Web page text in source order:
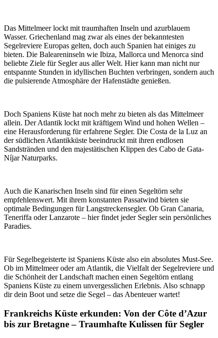
Das Mittelmeer lockt mit traumhaften Inseln und azurblauem
Wasser. Griechenland mag zwar als eines der bekanntesten
Segelreviere Europas gelten, doch auch Spanien hat einiges zu
bieten. Die Baleareninseln wie Ibiza, Mallorca und Menorca sind
beliebte Ziele für Segler aus aller Welt. Hier kann man nicht nur
entspannte Stunden in idyllischen Buchten verbringen, sondern auch
die pulsierende Atmosphäre der Hafenstädte genießen.
Doch Spaniens Küste hat noch mehr zu bieten als das Mittelmeer
allein. Der Atlantik lockt mit kräftigem Wind und hohen Wellen –
eine Herausforderung für erfahrene Segler. Die Costa de la Luz an
der südlichen Atlantikküste beeindruckt mit ihren endlosen
Sandstränden und den majestätischen Klippen des Cabo de Gata-
Níjar Naturparks.
Auch die Kanarischen Inseln sind für einen Segeltörn sehr
empfehlenswert. Mit ihrem konstanten Passatwind bieten sie
optimale Bedingungen für Langstreckensegler. Ob Gran Canaria,
Teneriffa oder Lanzarote – hier findet jeder Segler sein persönliches
Paradies.
Für Segelbegeisterte ist Spaniens Küste also ein absolutes Must-See.
Ob im Mittelmeer oder am Atlantik, die Vielfalt der Segelreviere und
die Schönheit der Landschaft machen einen Segeltörn entlang
Spaniens Küste zu einem unvergesslichen Erlebnis. Also schnapp
dir dein Boot und setze die Segel – das Abenteuer wartet!
Frankreichs Küste erkunden: Von der Côte d’Azur
bis zur Bretagne – Traumhafte Kulissen für Segler